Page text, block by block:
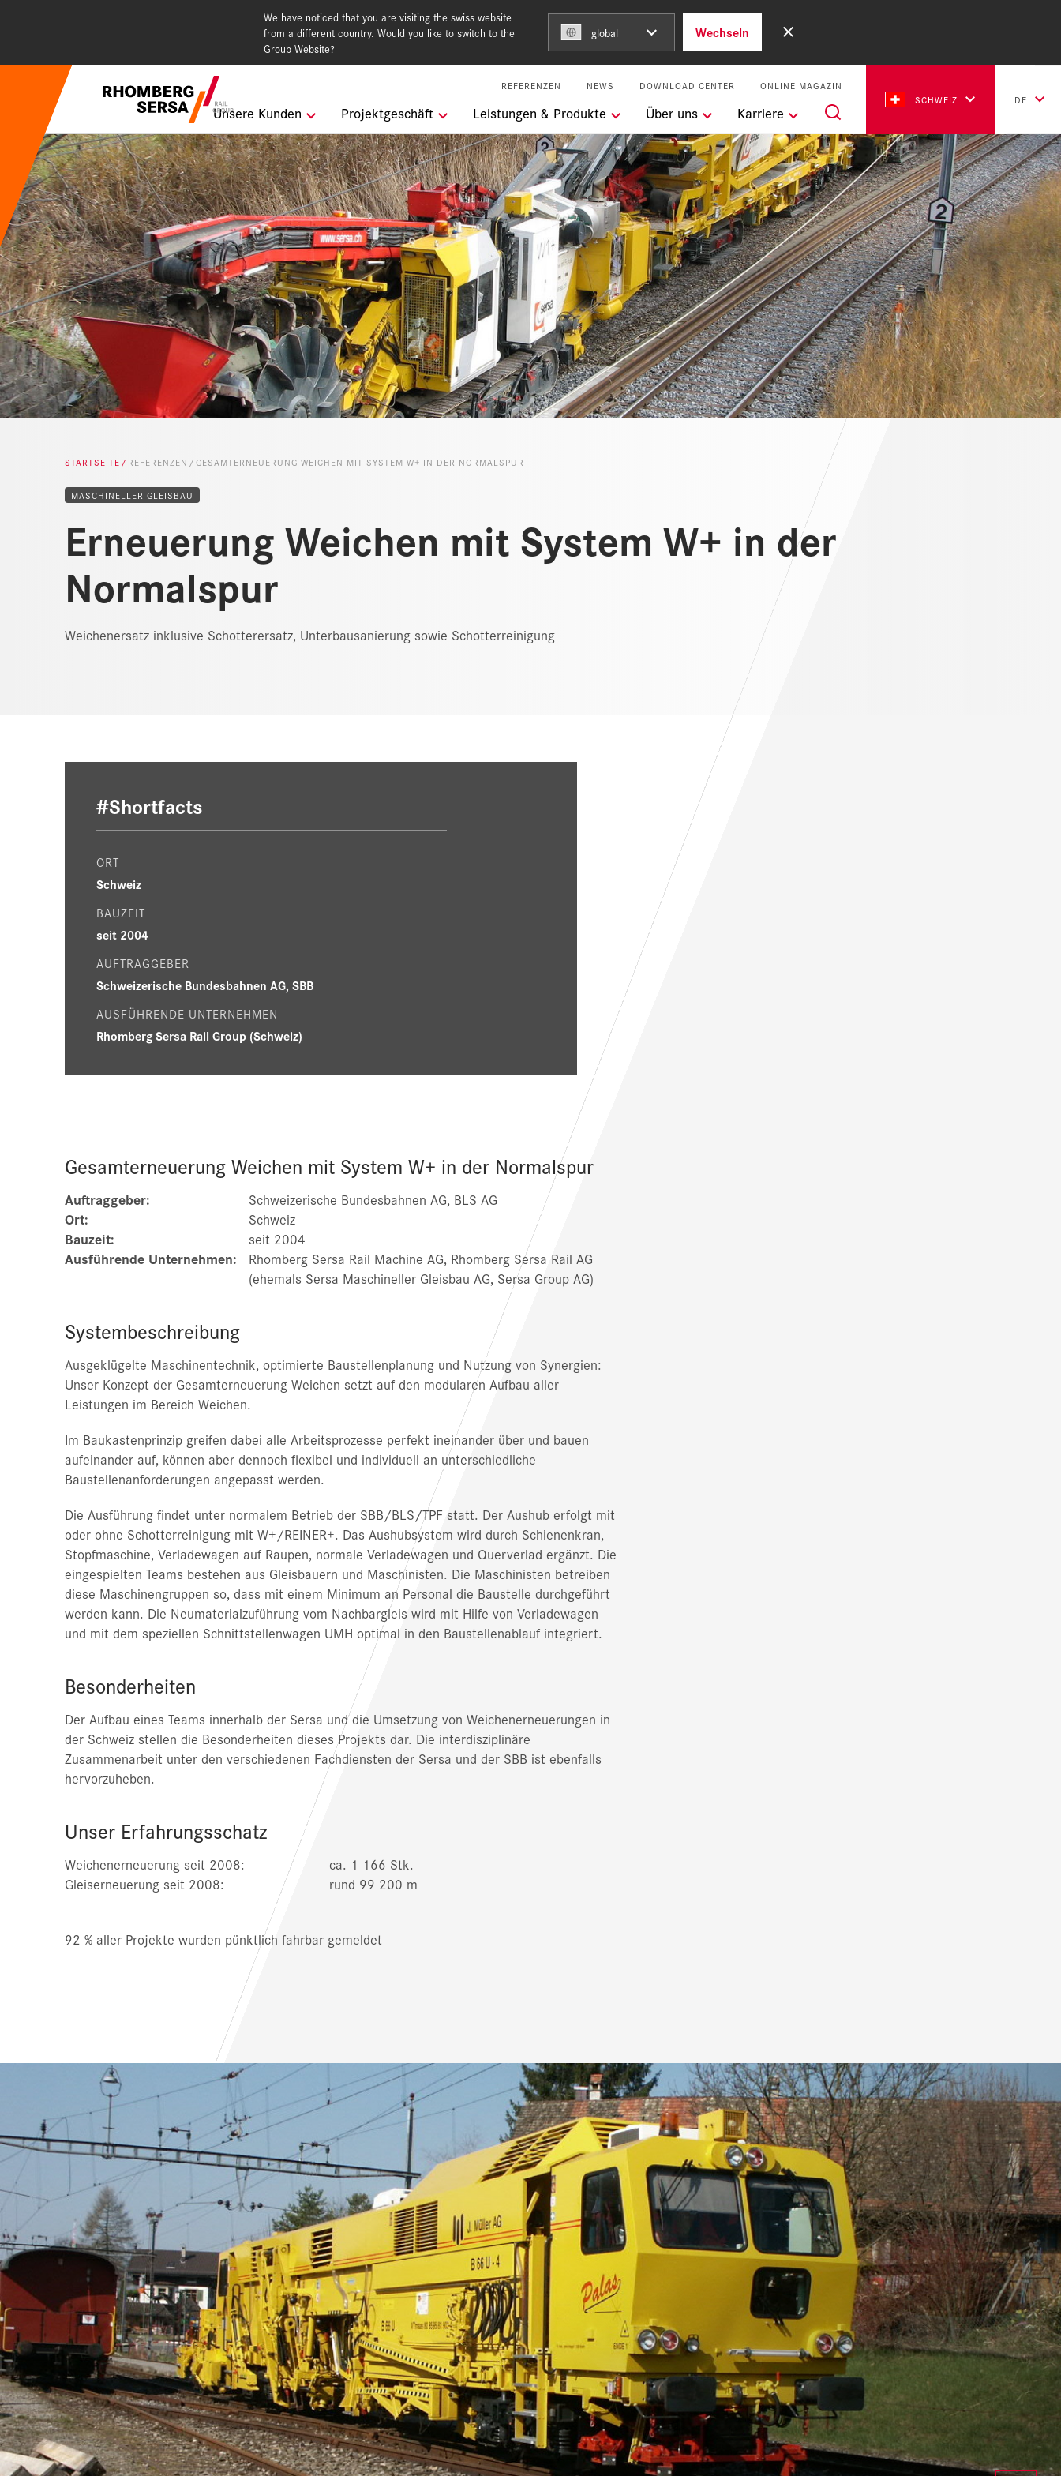
We have noticed that you are visiting the swiss website
from a different country. Would you like to switch to the
Group Website?
global Wechseln
REFERENZEN NEWS DOWNLOAD CENTER ONLINE MAGAZIN
Unsere Kunden Projektgeschäft Leistungen & Produkte Über uns Karriere
SCHWEIZ DE
Suchempfehlungen
Karriere im Team of Steel
Nachhaltigkeit
Digital Rail Services
STARTSEITE REFERENZEN GESAMTERNEUERUNG WEICHEN MIT SYSTEM W+ IN DER NORMALSPUR
MASCHINELLER GLEISBAU
Erneuerung Weichen mit System W+ in der
Normalspur
Weichenersatz inklusive Schotterersatz, Unterbausanierung sowie Schotterreinigung
#Shortfacts
ORT
Schweiz
BAUZEIT
seit 2004
AUFTRAGGEBER
Schweizerische Bundesbahnen AG, SBB
AUSFÜHRENDE UNTERNEHMEN
Rhomberg Sersa Rail Group (Schweiz)
Gesamterneuerung Weichen mit System W+ in der Normalspur
Auftraggeber:
Schweizerische Bundesbahnen AG, BLS AG
Ort:
Schweiz
Bauzeit:
seit 2004
Ausführende Unternehmen: Rhomberg Sersa Rail Machine AG, Rhomberg Sersa Rail AG
(ehemals Sersa Maschineller Gleisbau AG, Sersa Group AG)
Systembeschreibung
Ausgeklügelte Maschinentechnik, optimierte Baustellenplanung und Nutzung von Synergien:
Unser Konzept der Gesamterneuerung Weichen setzt auf den modularen Aufbau aller
Leistungen im Bereich Weichen.
Im Baukastenprinzip greifen dabei alle Arbeitsprozesse perfekt ineinander über und bauen
aufeinander auf, können aber dennoch flexibel und individuell an unterschiedliche
Baustellenanforderungen angepasst werden.
Die Ausführung findet unter normalem Betrieb der SBB/BLS/TPF statt. Der Aushub erfolgt mit
oder ohne Schotterreinigung mit W+/REINER+. Das Aushubsystem wird durch Schienenkran,
Stopfmaschine, Verladewagen auf Raupen, normale Verladewagen und Querverlad ergänzt. Die
eingespielten Teams bestehen aus Gleisbauern und Maschinisten. Die Maschinisten betreiben
diese Maschinengruppen so, dass mit einem Minimum an Personal die Baustelle durchgeführt
werden kann. Die Neumaterialzuführung vom Nachbargleis wird mit Hilfe von Verladewagen
und mit dem speziellen Schnittstellenwagen UMH optimal in den Baustellenablauf integriert.
Besonderheiten
Der Aufbau eines Teams innerhalb der Sersa und die Umsetzung von Weichenerneuerungen in
der Schweiz stellen die Besonderheiten dieses Projekts dar. Die interdisziplinäre
Zusammenarbeit unter den verschiedenen Fachdiensten der Sersa und der SBB ist ebenfalls
hervorzuheben.
Unser Erfahrungsschatz
Weichenerneuerung seit 2008:
ca. 1 166 Stk.
Gleiserneuerung seit 2008:
rund 99 200 m
92 % aller Projekte wurden pünktlich fahrbar gemeldet